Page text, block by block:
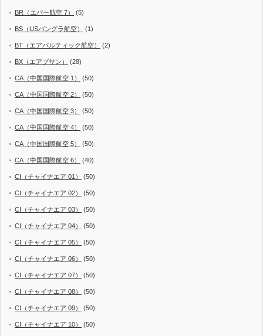
BR（エバー航空 7） (5)
BS（USバングラ航空） (1)
BT（エアバルティック航空） (2)
BX（エアプサン） (28)
CA（中国国際航空 1） (50)
CA（中国国際航空 2） (50)
CA（中国国際航空 3） (50)
CA（中国国際航空 4） (50)
CA（中国国際航空 5） (50)
CA（中国国際航空 6） (40)
CI（チャイナエア 01） (50)
CI（チャイナエア 02） (50)
CI（チャイナエア 03） (50)
CI（チャイナエア 04） (50)
CI（チャイナエア 05） (50)
CI（チャイナエア 06） (50)
CI（チャイナエア 07） (50)
CI（チャイナエア 08） (50)
CI（チャイナエア 09） (50)
CI（チャイナエア 10） (50)